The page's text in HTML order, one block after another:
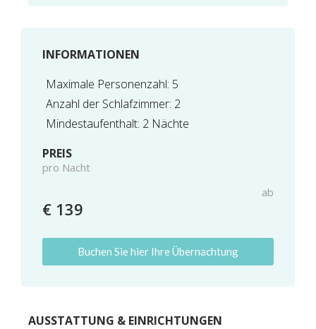
INFORMATIONEN
Maximale Personenzahl: 5
Anzahl der Schlafzimmer: 2
Mindestaufenthalt: 2 Nächte
PREIS
pro Nacht
ab
€ 139
Buchen Sie hier Ihre Übernachtung
AUSSTATTUNG & EINRICHTUNGEN